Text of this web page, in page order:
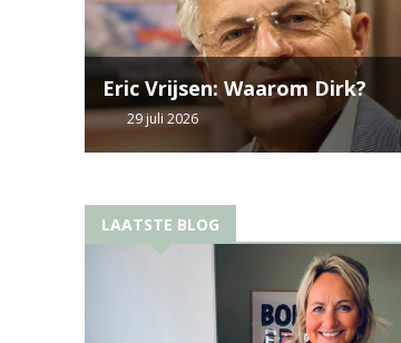
Eric Vrijsen: Waarom Dirk?
29 juli 2026
LAATSTE BLOG